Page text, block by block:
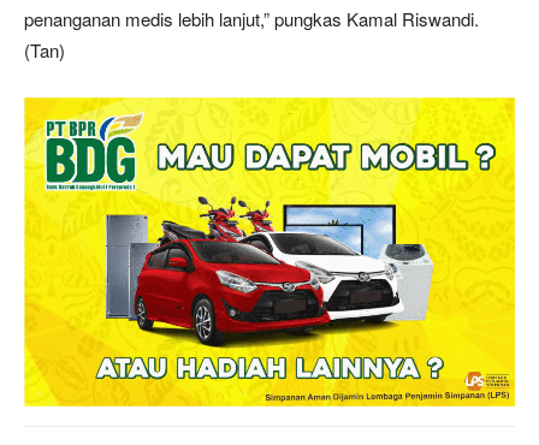
penanganan medis lebih lanjut,” pungkas Kamal Riswandi.
(Tan)